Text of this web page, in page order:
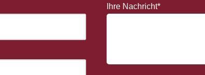
Ihre Nachricht*